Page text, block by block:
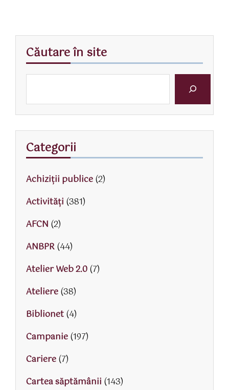
Căutare în site
Categorii
Achiziții publice(2)
Activităţi (381)
AFCN (2)
ANBPR(44)
Atelier Web 2.0(7)
Ateliere(38)
Biblionet(4)
Campanie(197)
Cariere(7)
Cartea săptămânii (143)